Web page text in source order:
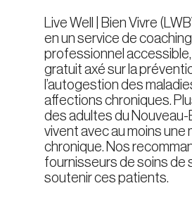
Live Well | Bien Vivre
en un service de
professionnel
gratuit axé sur la
l’autogestion des
affections chroniques.
des adultes du
vivent avec au moins une
chronique. Nos
fournisseurs de soins de
soutenir ces patients.